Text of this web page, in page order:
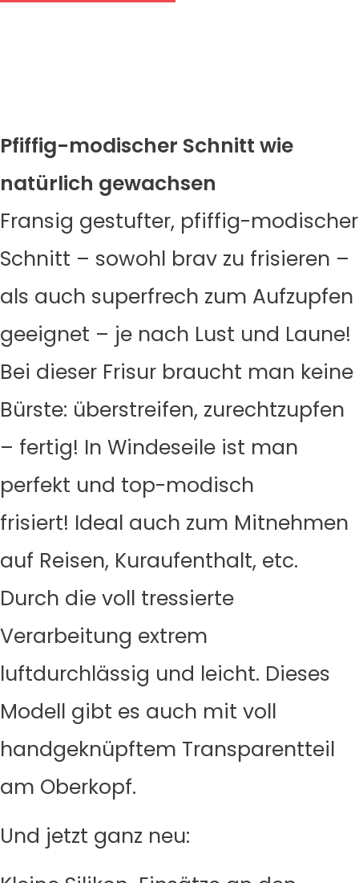
Pfiffig-modischer Schnitt wie
natürlich gewachsen
Fransig gestufter, pfiffig-modischer
Schnitt – sowohl brav zu frisieren –
als auch superfrech zum Aufzupfen
geeignet – je nach Lust und Laune!
Bei dieser Frisur braucht man keine
Bürste: überstreifen, zurechtzupfen
– fertig! In Windeseile ist man
perfekt und top-modisch
frisiert! Ideal auch zum Mitnehmen
auf Reisen, Kuraufenthalt, etc.
Durch die voll tressierte
Verarbeitung extrem
luftdurchlässig und leicht. Dieses
Modell gibt es auch mit voll
handgeknüpftem Transparentteil
am Oberkopf.
Und jetzt ganz neu: